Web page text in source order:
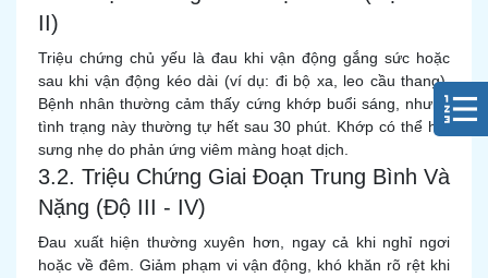
II)
Triệu chứng chủ yếu là đau khi vận động gắng sức hoặc
sau khi vận động kéo dài (ví dụ: đi bộ xa, leo cầu thang).
Bệnh nhân thường cảm thấy cứng khớp buổi sáng, nhưng
tình trạng này thường tự hết sau 30 phút. Khớp có thể hơi
sưng nhẹ do phản ứng viêm màng hoạt dịch.
3.2. Triệu Chứng Giai Đoạn Trung Bình Và
Nặng (Độ III - IV)
Đau xuất hiện thường xuyên hơn, ngay cả khi nghỉ ngơi
hoặc về đêm. Giảm phạm vi vận động, khó khăn rõ rệt khi